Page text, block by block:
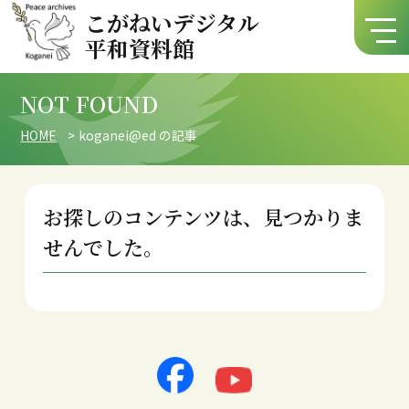
こがねいデジタル
平和資料館
NOT FOUND
HOME koganei@ed の記事
お探しのコンテンツは、見つかりま
せんでした。